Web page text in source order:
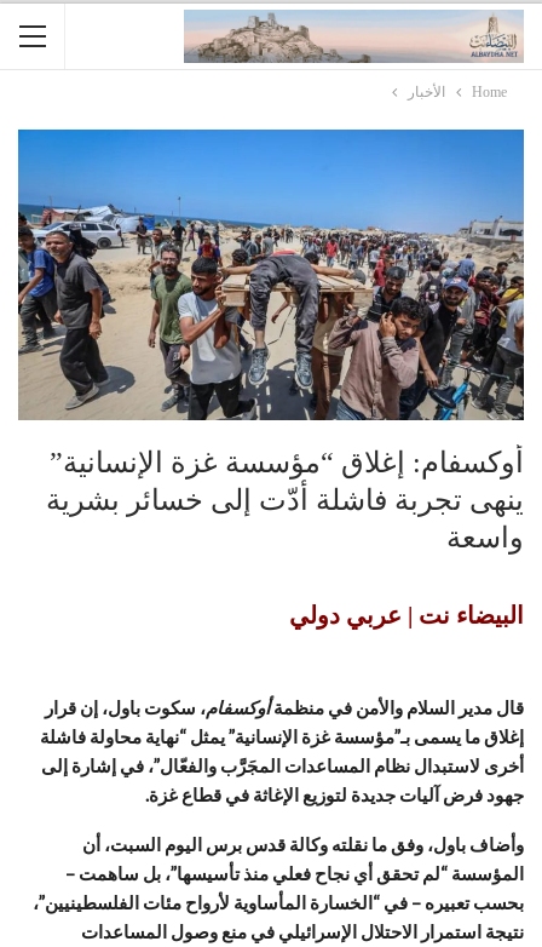
Home الأخبار
أوكسفام: إغلاق “مؤسسة غزة الإنسانية”
ينهى تجربة فاشلة أدّت إلى خسائر بشرية
واسعة
البيضاء نت | عربي دولي
قال مدير السلام والأمن في منظمةأوكسفام، سكوت باول، إن قرار
إغلاق ما يسمى بـ”مؤسسة غزة الإنسانية” يمثل “نهاية محاولة فاشلة
أخرى لاستبدال نظام المساعدات المجَرَّب والفعّال”، في إشارة إلى
جهود فرض آليات جديدة لتوزيع الإغاثة في قطاع غزة.
وأضاف باول، وفق ما نقلته وكالة قدس برس اليوم السبت، أن
المؤسسة “لم تحقق أي نجاح فعلي منذ تأسيسها”، بل ساهمت –
بحسب تعبيره – في “الخسارة المأساوية لأرواح مئات الفلسطينيين”،
نتيجة استمرار الاحتلال الإسرائيلي في منع وصول المساعدات